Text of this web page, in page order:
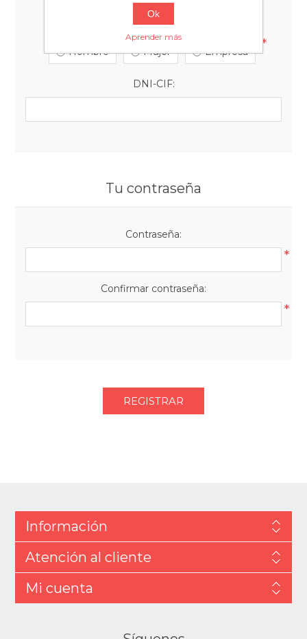
Género:
Hombre Mujer Empresa *
DNI-CIF:
Tu contraseña
Contraseña:
*
Confirmar contraseña:
*
Información
Atención al cliente
Mi cuenta
Ok
Aprender más